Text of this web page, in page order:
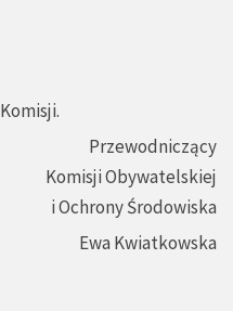
Przewodniczący
Komisji Obywatelskiej
i Ochrony Środowiska
Ewa Kwiatkowska